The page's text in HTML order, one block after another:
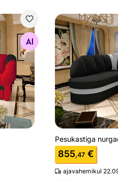
Pesukastiga
Pesukastiga
855,47 €
ajavahemikul